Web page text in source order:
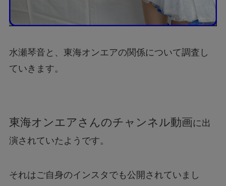
水瀬琴音と、東海オンエアの関係について調査し
ていきます。
東海オンエアさんのチャンネル動画に出
演されていたようです。
それはご自身のインスタでも公開されていまし